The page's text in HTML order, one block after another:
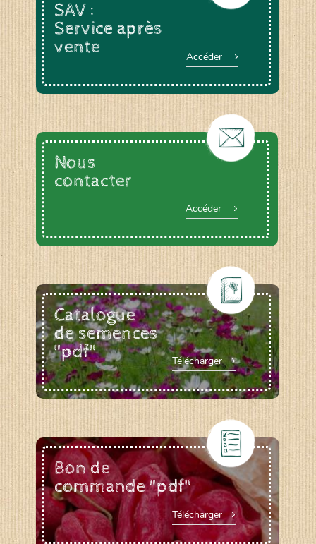
SAV :
Service après
vente
Accéder
Nous
contacter
Accéder
Catalogue
de semences
"pdf"
Télécharger
Bon de
commande "pdf"
Télécharger